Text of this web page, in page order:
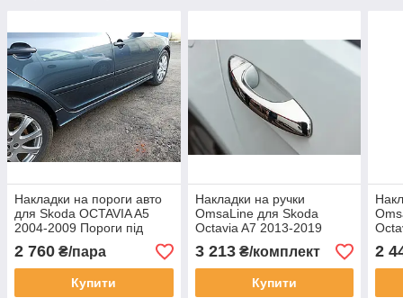
Накладки на пороги авто
для Skoda OCTAVIA A5
2004-2009 Пороги під
фарбування на Шкода
Октавія А5
2 760 ₴/пара
Купити
Накладки на ручки
OmsaLine для Skoda
Octavia A7 2013-2019
Хром ручок Шкода Октавія
А7 4 шт.
3 213₴/комплект
Купити
А5
2